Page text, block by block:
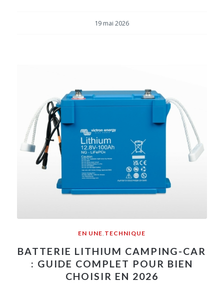
19 mai 2026
EN UNE, TECHNIQUE
BATTERIE LITHIUM CAMPING-CAR
: GUIDE COMPLET POUR BIEN
CHOISIR EN 2026